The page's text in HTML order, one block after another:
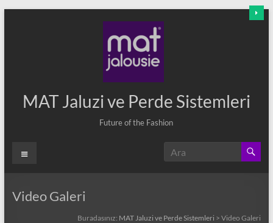
MAT Jaluzi ve Perde Sistemleri
Future of the Fashion
Menü
Video Galeri
Buradasınız: MAT Jaluzi ve Perde Sistemleri >Video Galeri